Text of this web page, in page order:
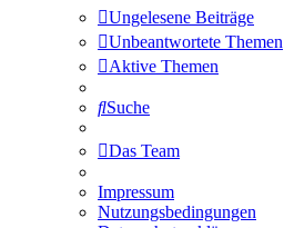
Ungelesene Beiträge
Unbeantwortete Themen
Aktive Themen
Suche
Das Team
Impressum
Nutzungsbedingungen